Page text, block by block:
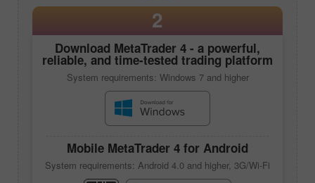
2
Download MetaTrader 4 - a powerful,
reliable, and time-tested trading platform
System requirements: Windows 7 and higher
Mobile MetaTrader 4 for Android
System requirements: Android 4.0 and higher, 3G/Wi-Fi